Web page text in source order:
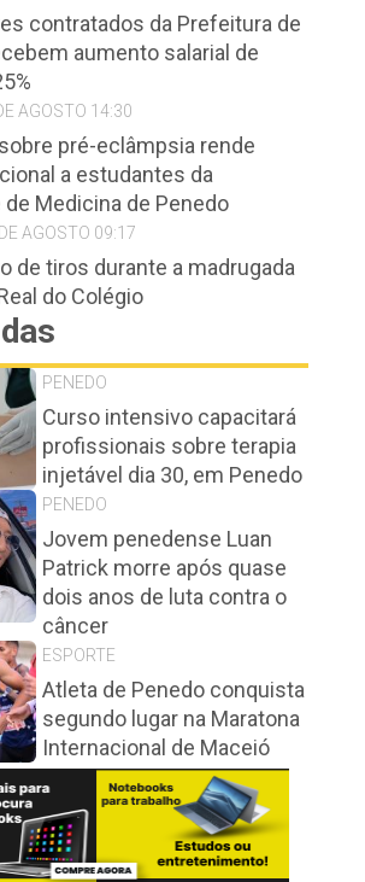
contratados da Prefeitura de
aumento salarial de
AGOSTO 14:30
pré-eclâmpsia rende
a estudantes da
de Medicina de Penedo
AGOSTO 09:17
de tiros durante a madrugada
do Colégio
PENEDO
Curso intensivo capacitará
profissionais sobre terapia
injetável dia 30, em Penedo
PENEDO
Jovem penedense Luan
Patrick morre após quase
dois anos de luta contra o
câncer
ESPORTE
Atleta de Penedo conquista
segundo lugar na Maratona
Internacional de Maceió